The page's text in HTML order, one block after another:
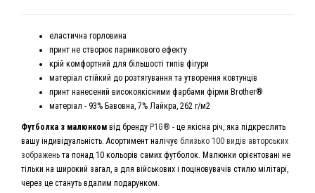
еластична горловина
принт не створює парникового ефекту
крій комфортний для більшості типів фігури
матеріал стійкий до розтягування та утворення ковтунців
принт нанесений високоякісними фарбами фірми Brother®
матеріал - 93% Бавовна, 7% Лайкра, 262 г/м2
Футболка з малюнком від бренду P1G® - це якісна річ, яка підкреслить
вашу індивідуальність. Асортимент налічує близько 100 видів авторських
зображень та понад 10 кольорів самих футболок. Малюнки орієнтовані не
тільки на широкий загал, а для військових і поціновувачів стилю мілітарі,
через це стануть вдалим подарунком.